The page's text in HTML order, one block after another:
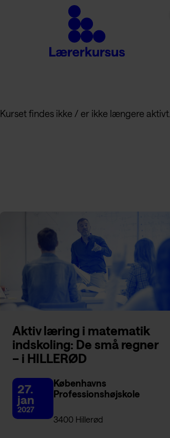
Kurset findes ikke / er ikke længere aktivt...
Aktiv læring i matematik
indskoling: De små regner
– i HILLERØD
27.
jan
2027
Københavns
Professionshøjskole
3400 Hillerød